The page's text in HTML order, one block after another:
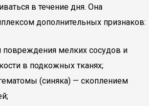
в течение дня. Она
дополнительных признаков:
повреждения мелких сосудов и
в подкожных тканях;
(синяка) — скоплением